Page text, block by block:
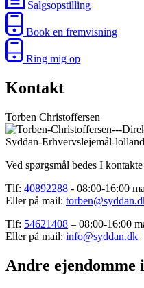
Salgsopstilling
Book en fremvisning
Ring mig op
Kontakt
Torben Christoffersen
Ved spørgsmål bedes I kontakte
Tlf: 40892288 - 08:00-16:00
Eller på mail:
Tlf: 54621408 – 08:00-16:00
Eller på mail: info@syddan.dk
Andre ejendomme